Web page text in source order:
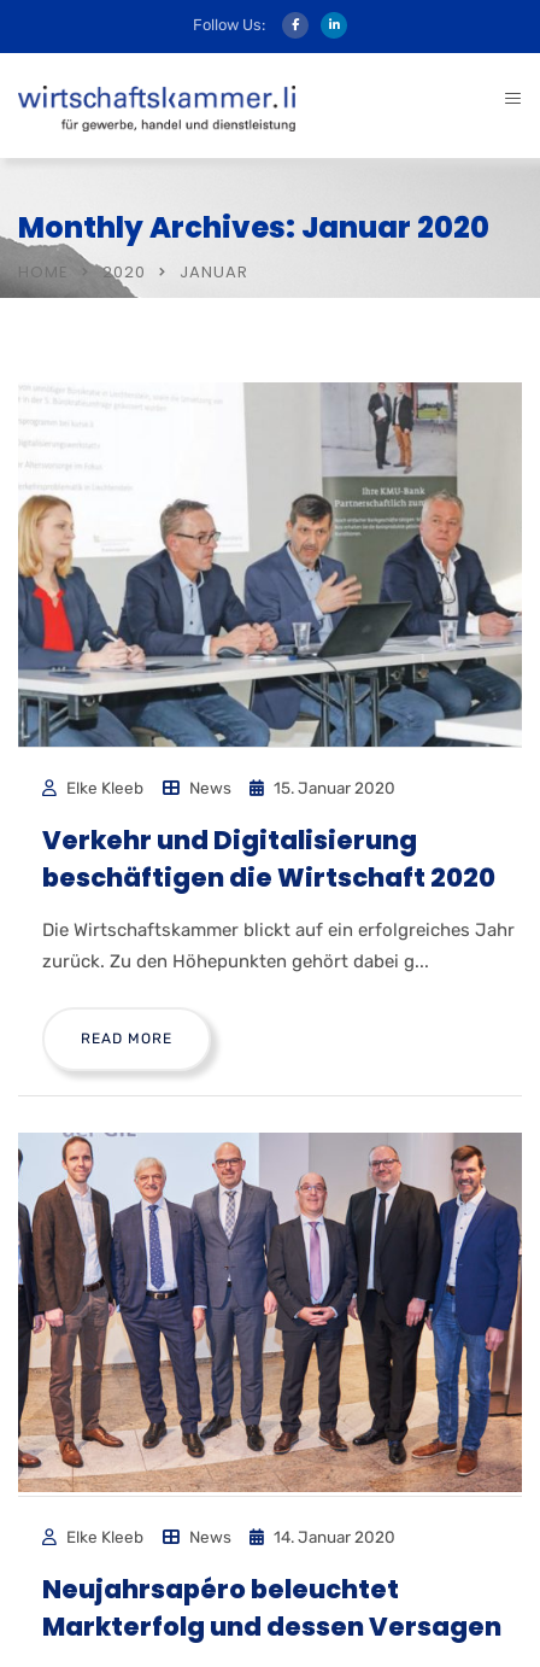
Follow Us:
Monthly Archives: Januar 2020
HOME 2020 JANUAR
Elke Kleeb News 15. Januar 2020
Verkehr und Digitalisierung
beschäftigen die Wirtschaft 2020
Die Wirtschaftskammer blickt auf ein erfolgreiches Jahr
zurück. Zu den Höhepunkten gehört dabei g...
READ MORE
Elke Kleeb News 14. Januar 2020
Neujahrsapéro beleuchtet
Markterfolg und dessen Versagen